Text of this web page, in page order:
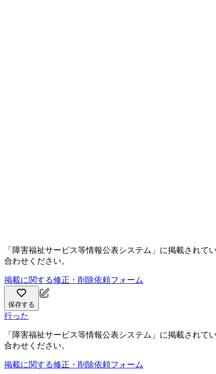
「障害福祉サービス等情報公表システム」に掲載され
合わせください。
掲載に関する修正・削除依頼フォーム
保存する
行った
「障害福祉サービス等情報公表システム」に掲載され
合わせください。
掲載に関する修正・削除依頼フォーム